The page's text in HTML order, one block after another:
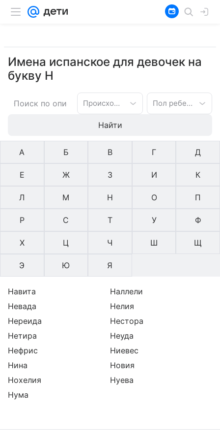
Имена испанское для девочек на
букву Н
Происхождение имени Пол ребенка
Найти
А Б В Г Д
Е Ж З И К
Л М Н О П
Р С Т У Ф
Х Ц Ч Ш Щ
Э Ю Я
Навита
Наллели
Невада
Нелия
Нереида
Нестора
Нетира
Неуда
Нефрис
Ниевес
Нина
Новия
Нохелия
Нуева
Нума